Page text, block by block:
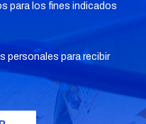
para los fines indicados
personales para recibir